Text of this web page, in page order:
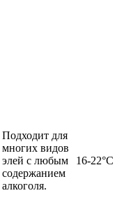
Подходит для
многих видов
элей с любым
содержанием
алкоголя.
16-22°C